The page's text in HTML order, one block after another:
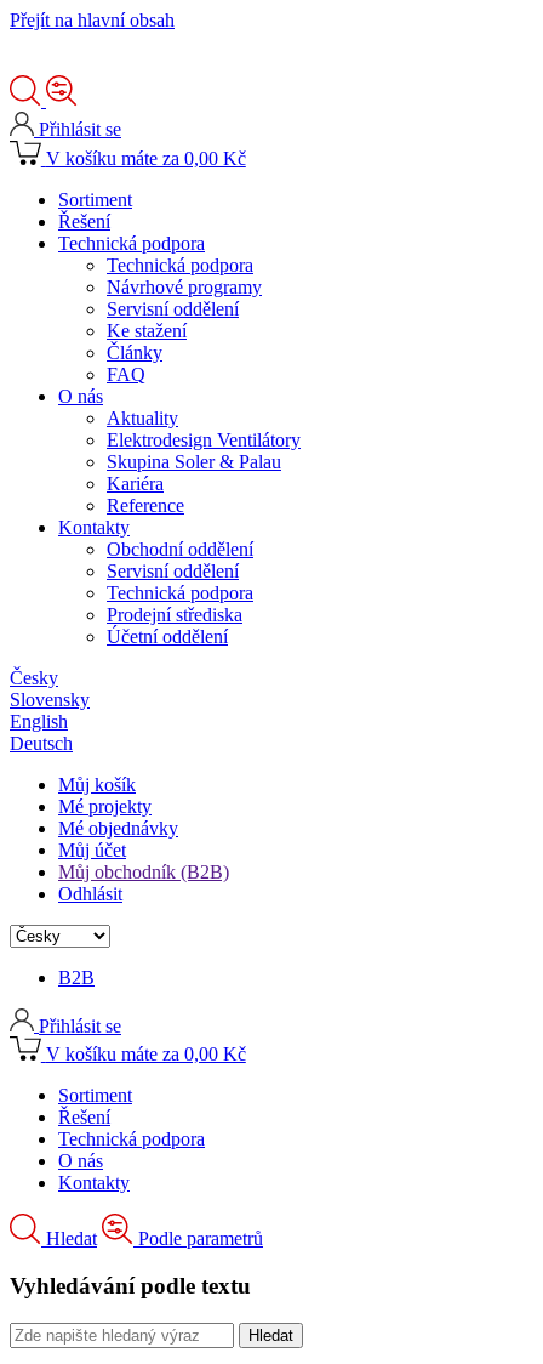
Přejít na hlavní obsah
Přihlásit se
V košíku máte za 0,00 Kč
Sortiment
Řešení
Technická podpora
Technická podpora
Návrhové programy
Servisní oddělení
Ke stažení
Články
FAQ
O nás
Aktuality
Elektrodesign Ventilátory
Skupina Soler & Palau
Kariéra
Reference
Kontakty
Obchodní oddělení
Servisní oddělení
Technická podpora
Prodejní střediska
Účetní oddělení
Česky
Slovensky
English
Deutsch
Můj košík
Mé projekty
Mé objednávky
Můj účet
Můj obchodník (B2B)
Odhlásit
B2B
Přihlásit se
V košíku máte za 0,00 Kč
Sortiment
Řešení
Technická podpora
O nás
Kontakty
Hledat Podle parametrů
Vyhledávání podle textu